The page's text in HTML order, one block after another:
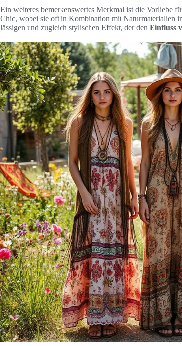
Ein weiteres bemerkenswertes Merkmal ist die Vorliebe
Chic, wobei sie oft in Kombination mit Naturmaterialien
lässigen und zugleich stylischen Effekt, der den Einfluss